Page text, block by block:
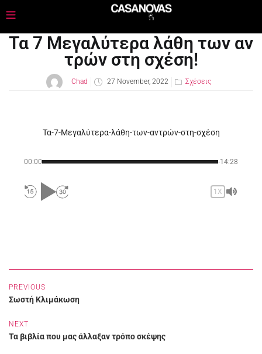
Τα 7 Μεγαλύτερα λάθη των αν
τρών στη σχέση!
Chad 27 November, 2022 Σχέσεις
Τα-7-Μεγαλύτερα-λάθη-των-αντρών-στη-σχέση
00:00 -14:28
1X
PREVIOUS
Σωστή Κλιμάκωση
NEXT
Τα βιβλία που μας άλλαξαν τρόπο σκέψης